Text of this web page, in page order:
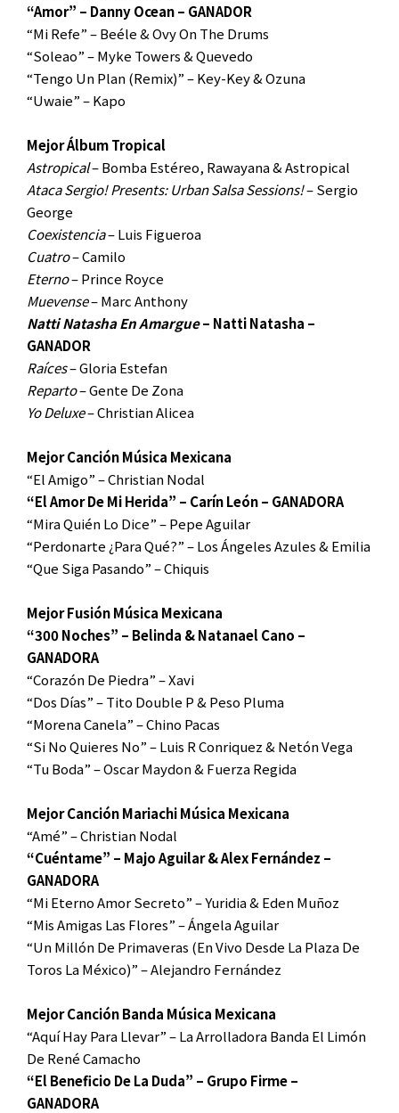
“Amor” – Danny Ocean – GANADOR
“Mi Refe” – Beéle & Ovy On The Drums
“Soleao” – Myke Towers & Quevedo
“Tengo Un Plan (Remix)” – Key-Key & Ozuna
“Uwaie” – Kapo
Mejor Álbum Tropical
Astropical– Bomba Estéreo, Rawayana & Astropical
Ataca Sergio! Presents: Urban Salsa Sessions!– Sergio
George
Coexistencia– Luis Figueroa
Cuatro– Camilo
Eterno– Prince Royce
Muevense– Marc Anthony
Natti Natasha En Amargue– Natti Natasha –
GANADOR
Raíces– Gloria Estefan
Reparto– Gente De Zona
Yo Deluxe– Christian Alicea
Mejor Canción Música Mexicana
“El Amigo” – Christian Nodal
“El Amor De Mi Herida” – Carín León – GANADORA
“Mira Quién Lo Dice” – Pepe Aguilar
“Perdonarte ¿Para Qué?” – Los Ángeles Azules & Emilia
“Que Siga Pasando” – Chiquis
Mejor Fusión Música Mexicana
“300 Noches” – Belinda & Natanael Cano –
GANADORA
“Corazón De Piedra” – Xavi
“Dos Días” – Tito Double P & Peso Pluma
“Morena Canela” – Chino Pacas
“Si No Quieres No” – Luis R Conriquez & Netón Vega
“Tu Boda” – Oscar Maydon & Fuerza Regida
Mejor Canción Mariachi Música Mexicana
“Amé” – Christian Nodal
“Cuéntame” – Majo Aguilar & Alex Fernández –
GANADORA
“Mi Eterno Amor Secreto” – Yuridia & Eden Muñoz
“Mis Amigas Las Flores” – Ángela Aguilar
“Un Millón De Primaveras (En Vivo Desde La Plaza De
Toros La México)” – Alejandro Fernández
Mejor Canción Banda Música Mexicana
“Aquí Hay Para Llevar” – La Arrolladora Banda El Limón
De René Camacho
“El Beneficio De La Duda” – Grupo Firme –
GANADORA